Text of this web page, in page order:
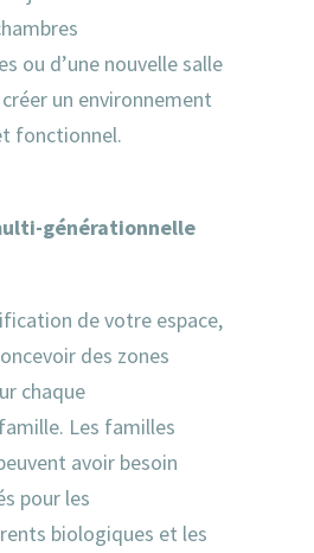
ou d’une nouvelle salle
un environnement
fonctionnel.
générationnelle
de votre espace,
des zones
chaque
Les familles
avoir besoin
pour les
biologiques et les